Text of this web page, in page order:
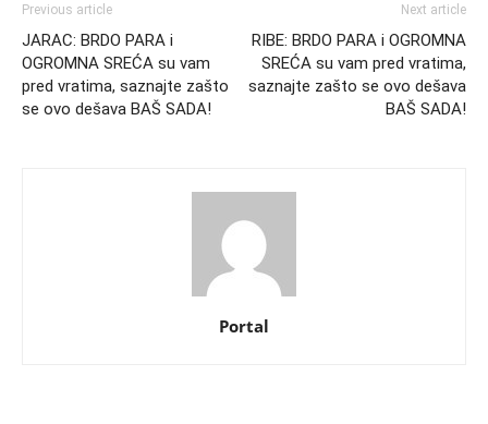
Previous article
JARAC: BRDO PARA i
OGROMNA SREĆA su vam
pred vratima, saznajte zašto
se ovo dešava BAŠ SADA!
Next article
RIBE: BRDO PARA i OGROMNA
SREĆA su vam pred vratima,
saznajte zašto se ovo dešava
BAŠ SADA!
Portal